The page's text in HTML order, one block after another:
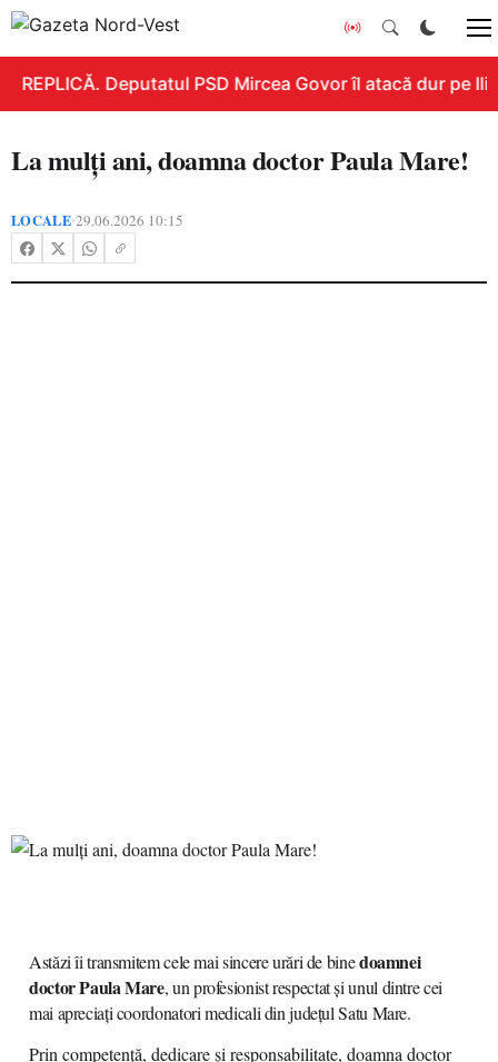
REPLICĂ. Deputatul PSD Mircea Govor îl atacă dur pe
La mulți ani, doamna doctor Paula Mare!
LOCALE•29.06.2026 10:15
Astăzi îi transmitem cele mai sincere urări de binedoamnei
doctor Paula Mare, un profesionist respectat și unul dintre cei
mai apreciați coordonatori medicali din județul Satu Mare.
Prin competență, dedicare și responsabilitate, doamna doctor